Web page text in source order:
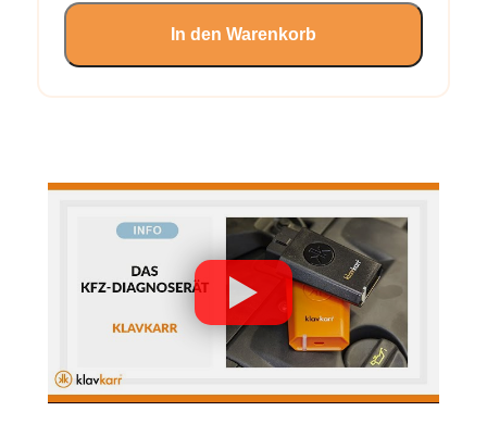
In den Warenkorb